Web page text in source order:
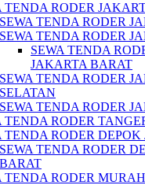
TENDA RODER
SEWA TENDA RODER
SEWA TENDA RODER
SEWA TENDA
JAKARTA BARAT
SEWA TENDA RODER
SELATAN
SEWA TENDA RODER
TENDA RODER
TENDA RODER
SEWA TENDA RODER
BARAT
TENDA RODER